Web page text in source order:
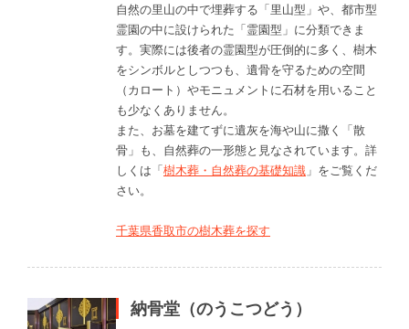
自然の里山の中で埋葬する「里山型」や、都市型
霊園の中に設けられた「霊園型」に分類できま
す。実際には後者の霊園型が圧倒的に多く、樹木
をシンボルとしつつも、遺骨を守るための空間
（カロート）やモニュメントに石材を用いること
も少なくありません。
また、お墓を建てずに遺灰を海や山に撒く「散
骨」も、自然葬の一形態と見なされています。詳
しくは「樹木葬・自然葬の基礎知識 」をご覧くだ
さい。
千葉県香取市の樹木葬を探す
納骨堂（のうこつどう）